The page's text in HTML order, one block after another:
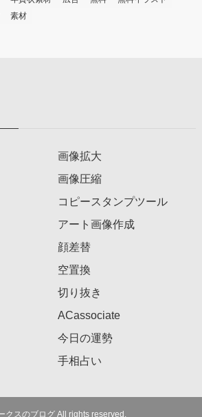
素材
画像拡大
画像圧縮
コピースタンプツール
アート画像作成
顔差替
空置換
切り抜き
ACassociate
今日の運勢
手相占い
クスのブログ All rights reserved.